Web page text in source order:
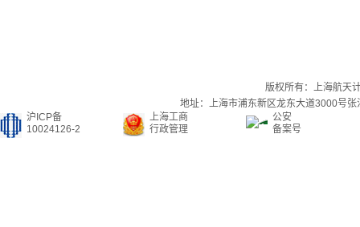
版权所有：上海航天
地址：上海市浦东新区龙东大道3000号
沪ICP备
10024126-2
上海工商
行政管理
公安
备案号